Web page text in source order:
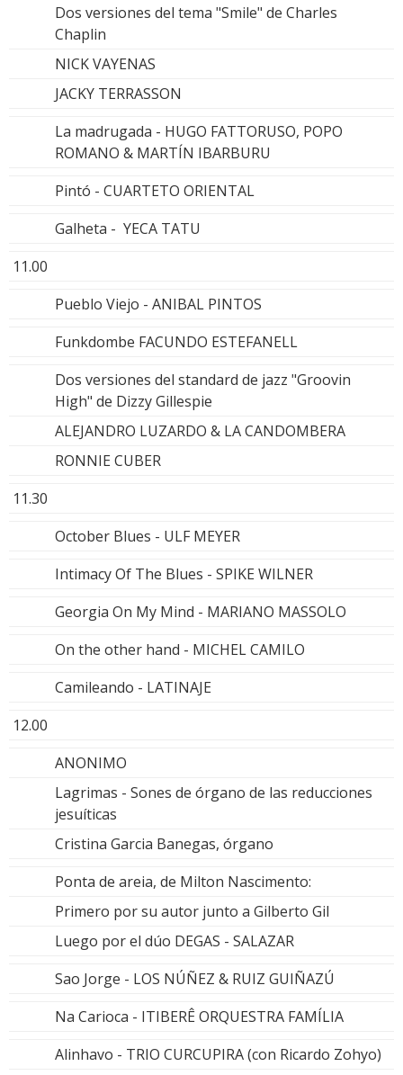
Dos versiones del tema "Smile" de Charles
Chaplin
NICK VAYENAS
JACKY TERRASSON
La madrugada - HUGO FATTORUSO, POPO
ROMANO & MARTÍN IBARBURU
Pintó - CUARTETO ORIENTAL
Galheta - YECA TATU
11.00
Pueblo Viejo - ANIBAL PINTOS
Funkdombe FACUNDO ESTEFANELL
Dos versiones del standard de jazz "Groovin
High" de Dizzy Gillespie
ALEJANDRO LUZARDO & LA CANDOMBERA
RONNIE CUBER
11.30
October Blues - ULF MEYER
Intimacy Of The Blues - SPIKE WILNER
Georgia On My Mind - MARIANO MASSOLO
On the other hand - MICHEL CAMILO
Camileando - LATINAJE
12.00
ANONIMO
Lagrimas - Sones de órgano de las reducciones
jesuíticas
Cristina Garcia Banegas, órgano
Ponta de areia, de Milton Nascimento:
Primero por su autor junto a Gilberto Gil
Luego por el dúo DEGAS - SALAZAR
Sao Jorge - LOS NÚÑEZ & RUIZ GUIÑAZÚ
Na Carioca - ITIBERÊ ORQUESTRA FAMÍLIA
Alinhavo - TRIO CURCUPIRA (con Ricardo Zohyo)